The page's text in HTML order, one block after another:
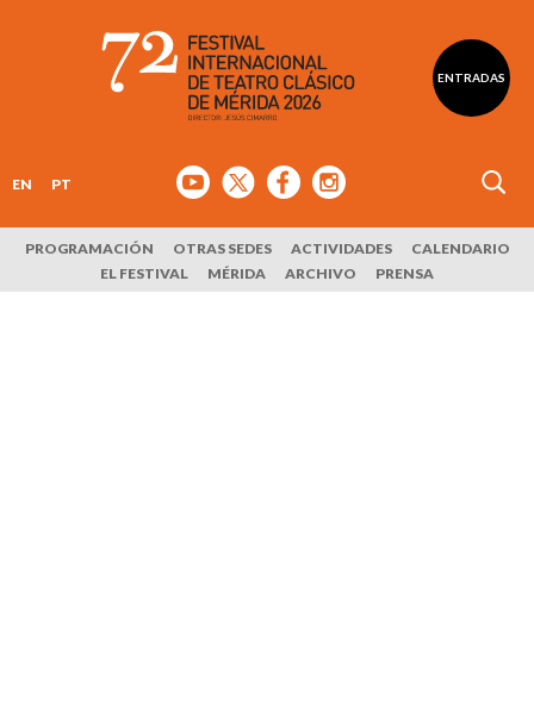
ENTRADAS
EN PT
PROGRAMACIÓN OTRAS SEDES ACTIVIDADES
CALENDARIO
EL FESTIVAL
MÉRIDA ARCHIVO PRENSA